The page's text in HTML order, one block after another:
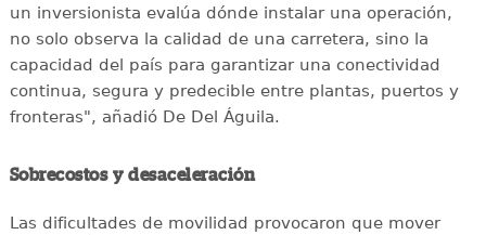
un inversionista evalúa dónde instalar una operación,
no solo observa la calidad de una carretera, sino la
capacidad del país para garantizar una conectividad
continua, segura y predecible entre plantas, puertos y
fronteras", añadió De Del Águila.
Sobrecostos y desaceleración
Las dificultades de movilidad provocaron que mover